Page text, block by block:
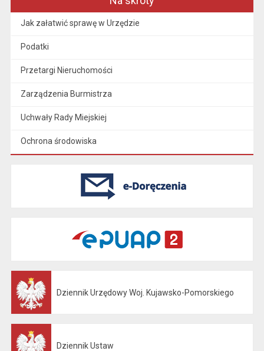
Jak załatwić sprawę w Urzędzie
Podatki
Przetargi Nieruchomości
Zarządzenia Burmistrza
Uchwały Rady Miejskiej
Ochrona środowiska
Dziennik Urzędowy Woj. Kujawsko-Pomorskiego
Dziennik Ustaw